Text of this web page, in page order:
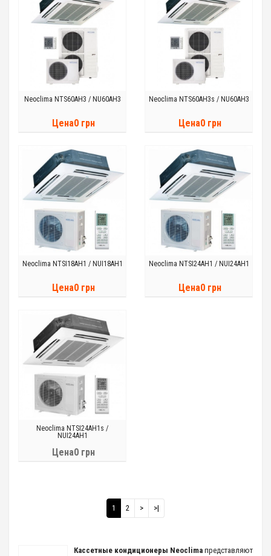
Neoclima NTS60AH3 / NU60AH3
Цена0 грн
Neoclima NTS60AH3s / NU60AH3
Цена0 грн
Neoclima NTSI18AH1 / NUI18AH1
Цена0 грн
Neoclima NTSI24AH1 / NUI24AH1
Цена0 грн
Neoclima NTSI24AH1s /
NUI24AH1
Цена0 грн
1 2 > >|
Кассетные кондиционеры Neoclima представляют